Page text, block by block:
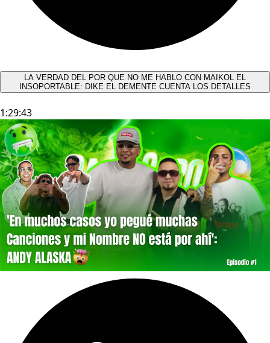
LA VERDAD DEL POR QUE NO ME HABLO CON MAIKOL EL
INSOPORTABLE: DIKE EL DEMENTE CUENTA LOS DETALLES
1:29:43